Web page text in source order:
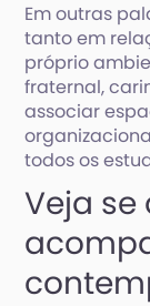
Em outras
tanto em
próprio
fraternal,
associar
todos os
Veja